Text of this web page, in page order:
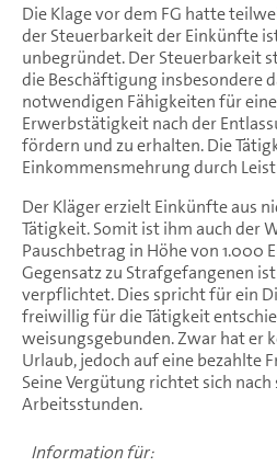
Die Klage vor dem FG hatte
der Steuerbarkeit der Einkünfte
unbegründet. Der Steuerbarkeit
die Beschäftigung insbesondere
notwendigen Fähigkeiten für
Erwerbstätigkeit nach der
fördern und zu erhalten. Die
Einkommensmehrung durch
Der Kläger erzielt Einkünfte aus
Tätigkeit. Somit ist ihm auch der
Pauschbetrag in Höhe von 1.000
Gegensatz zu Strafgefangenen
verpflichtet. Dies spricht für ein
freiwillig für die Tätigkeit
weisungsgebunden. Zwar hat er
Urlaub, jedoch auf eine bezahlte
Seine Vergütung richtet sich
Arbeitsstunden.
Information für: